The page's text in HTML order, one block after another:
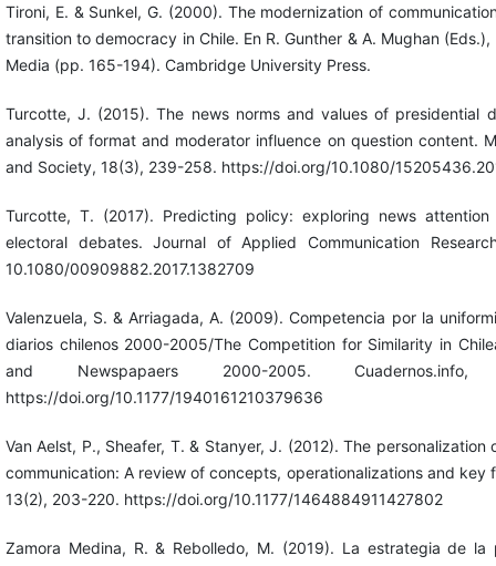
Tironi, E. & Sunkel, G. (2000). The modernization of
transition to democracy in Chile. En R. Gunther & A. Mughan
Media (pp. 165-194). Cambridge University Press.
Turcotte, J. (2015). The news norms and values of presidential
analysis of format and moderator influence on question content.
and Society, 18(3), 239-258. https://doi.org/10.1080/
Turcotte, T. (2017). Predicting policy: exploring news
electoral debates. Journal of Applied Communication
10.1080/00909882.2017.1382709
Valenzuela, S. & Arriagada, A. (2009). Competencia por la
diarios chilenos 2000-2005/The Competition for Similarity in
and Newspapaers 2000-2005.
https://doi.org/10.1177/1940161210379636
Van Aelst, P., Sheafer, T. & Stanyer, J. (2012). The
communication: A review of concepts, operationalizations and key
13(2), 203-220. https://doi.org/10.1177/1464884911427802
Zamora Medina, R. & Rebolledo, M. (2019). La estrategia de la